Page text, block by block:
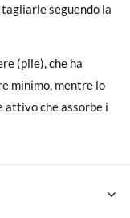
seguendo la
(pile), che ha
minimo, mentre lo
attivo che assorbe i